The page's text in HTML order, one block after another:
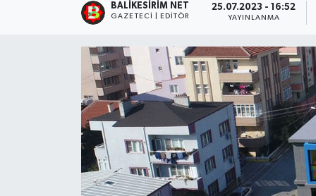
BALIKESIRIM NET
GAZETECI | EDITÖR
25.07.2023 - 16:52
YAYINLANMA